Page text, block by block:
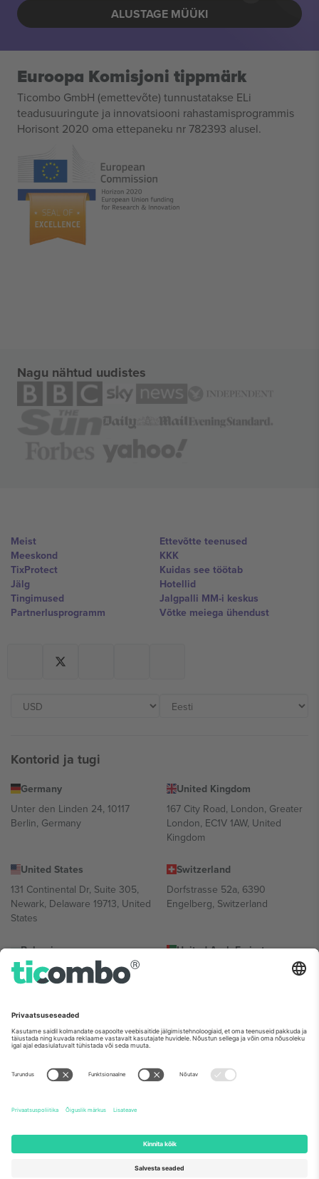
ALUSTAGE MÜÜKI
Euroopa Komisjoni tippmärk
Ticombo GmbH (emettevõte) tunnustatakse ELi
teadusuuringute ja innovatsiooni rahastamisprogrammis
Horisont 2020 oma ettepaneku nr 782393 alusel.
Nagu nähtud uudistes
Meist
Meeskond
TixProtect
Jälg
Tingimused
Partnerlusprogramm
Ettevõtte teenused
KKK
Kuidas see töötab
Hotellid
Jalgpalli MM-i keskus
Võtke meiega ühendust
Kontorid ja tugi
Germany
Unter den Linden 24, 10117
Berlin, Germany
United Kingdom
167 City Road, London, Greater
London, EC1V 1AW, United
Kingdom
United States
131 Continental Dr, Suite 305,
Newark, Delaware 19713, United
States
Switzerland
Dorfstrasse 52a, 6390
Engelberg, Switzerland
Bulgaria
Regus Sofia City West, bul
Totleben 53-55, 1606 Sofia,
United Arab Emirates
UAE Dubai Silicon Oasis, DDP
Mexico
Av Chapultepec 360, Roma
Norte, Cuauhtémoc, 06700
Ciudad de México, CDMX,
sündmusest ja/või domeenist. Detailide jaoks vaata konkreetse
sündmuse lehte, impressumit ja tingimusi.,
2026 Ticombo. Kõik õigused kaitstud.